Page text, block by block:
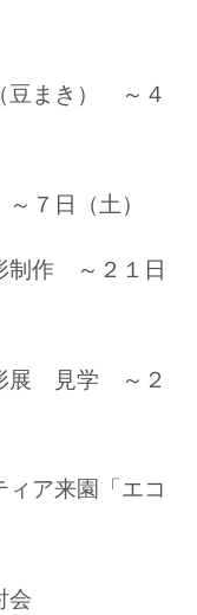
豆まき） ～４
７日（土）
制作 ～２１日
展 見学 ～２
ア来園「エコ